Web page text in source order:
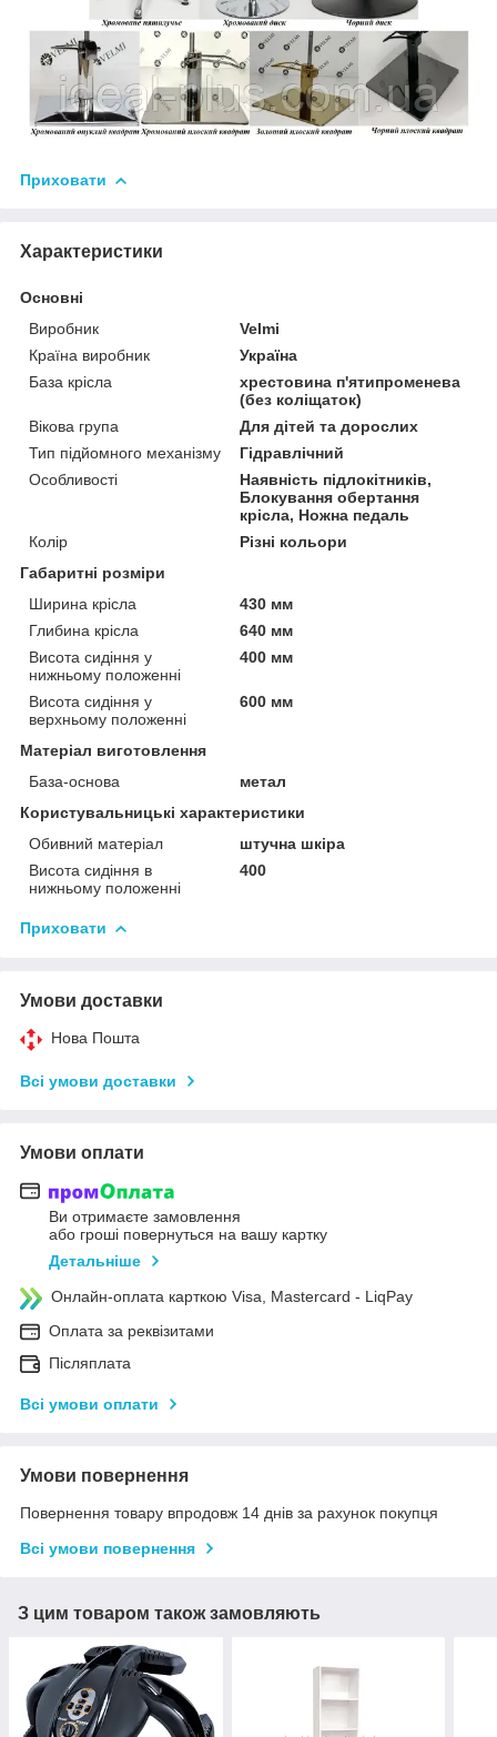
Приховати
Характеристики
Основні
Виробник
Velmi
Країна виробник
Україна
База крісла
хрестовина п'ятипроменева
(без коліщаток)
Вікова група
Для дітей та дорослих
Тип підйомного механізму
Гідравлічний
Особливості
Наявність підлокітників,
Блокування обертання
крісла, Ножна педаль
Колір
Різні кольори
Габаритні розміри
Ширина крісла
430 мм
Глибина крісла
640 мм
Висота сидіння у
нижньому положенні
400 мм
Висота сидіння у
верхньому положенні
600 мм
Матеріал виготовлення
База-основа
метал
Користувальницькі характеристики
Обивний матеріал
штучна шкіра
Висота сидіння в
нижньому положенні
400
Приховати
Умови доставки
Нова Пошта
Всі умови доставки
Умови оплати
Ви отримаєте замовлення
або гроші повернуться на вашу картку
Детальніше
Онлайн-оплата карткою Visa, Mastercard - LiqPay
Оплата за реквізитами
Післяплата
Всі умови оплати
Умови повернення
Повернення товару впродовж 14 днів за рахунок покупця
Всі умови повернення
З цим товаром також замовляють